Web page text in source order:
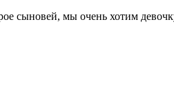
сыновей, мы очень хотим